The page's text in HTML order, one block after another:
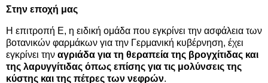
Στην εποχή μας
Η επιτροπή Ε, η ειδική ομάδα που εγκρίνει την ασφάλεια των
βοτανικών φαρμάκων για την Γερμανική κυβέρνηση, έχει
εγκρίνει την αγριάδα για τη θεραπεία της βρογχίτιδας και
της λαρυγγίτιδας όπως επίσης για τις μολύνσεις της
κύστης και της πέτρες των νεφρών.